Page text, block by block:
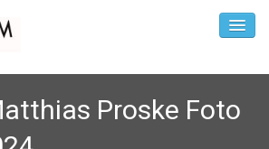
Proske Foto